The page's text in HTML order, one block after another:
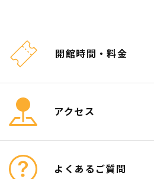
開館時間・料金
アクセス
よくあるご質問